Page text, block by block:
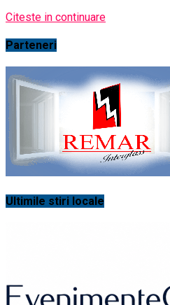
Citeste in continuare
Parteneri
Ultimile stiri locale